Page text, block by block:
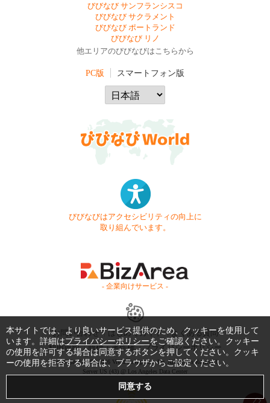
びびなび サンフランシスコ
びびなび サクラメント
びびなび ポートランド
びびなび リノ
他エリアのびびなびはこちらから
PC版 スマートフォン版
びびなびはアクセシビリティの向上に
取り組んでいます。
- 企業向けサービス -
お問い合わせ はじめてガイド
よくある質問
利用規約
商標・著作権 プライバシーポリシー
Copyright © 1999-2026 Vivid Navigation, Inc. All Rights Reserved.
Server US (43) @ Los Angeles Data Center
本サイトでは、より良いサービス提供のため、クッキーを使用して
います。詳細はプライバシーポリシーをご確認ください。クッキー
の使用を許可する場合は同意するボタンを押してください。クッキ
ーの使用を拒否する場合は、ブラウザからご設定ください。